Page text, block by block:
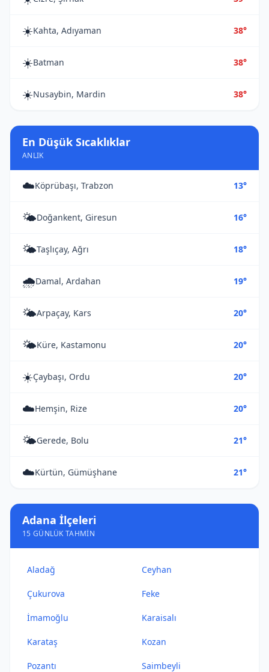
☀️Kahta, Adıyaman 38°
☀️Batman 38°
☀️Nusaybin, Mardin 38°
En Düşük Sıcaklıklar
ANLIK
☁️Köprübaşı, Trabzon 13°
🌤️Doğankent, Giresun 16°
🌤️Taşlıçay, Ağrı 18°
🌧️Damal, Ardahan 19°
🌤️Arpaçay, Kars 20°
🌤️Küre, Kastamonu 20°
☀️Çaybaşı, Ordu 20°
☁️Hemşin, Rize 20°
🌤️Gerede, Bolu 21°
☁️Kürtün, Gümüşhane 21°
Adana İlçeleri
15 GÜNLÜK TAHMIN
Aladağ Ceyhan
Çukurova Feke
İmamoğlu Karaisalı
Karataş Kozan
Pozantı Saimbeyli